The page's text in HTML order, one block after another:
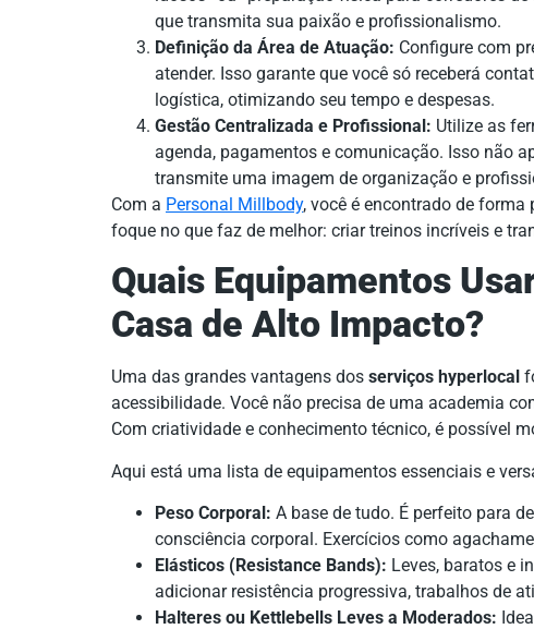
que transmita sua paixão e profissionalismo.
Definição da Área de Atuação: Configure com
atender. Isso garante que você só receberá
logística, otimizando seu tempo e despesas.
Gestão Centralizada e Profissional: Utilize as
agenda, pagamentos e comunicação. Isso não
transmite uma imagem de organização e
Com a Personal Millbody, você é encontrado de
foque no que faz de melhor: criar treinos incríveis e
Quais Equipamentos
Casa de Alto Impacto?
Uma das grandes vantagens dos serviços hyperlocal
acessibilidade. Você não precisa de uma academia
Com criatividade e conhecimento técnico, é possível
Aqui está uma lista de equipamentos essenciais e
Peso Corporal: A base de tudo. É perfeito para
consciência corporal. Exercícios como
Elásticos (Resistance Bands): Leves, baratos e
adicionar resistência progressiva, trabalhos de
Halteres ou Kettlebells Leves a Moderados: